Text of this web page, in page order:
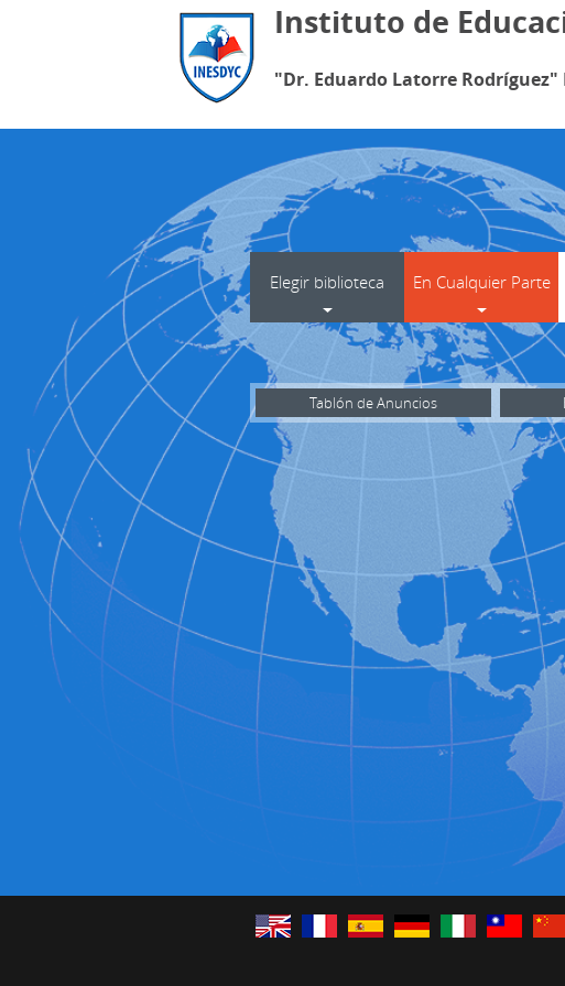
Instituto de
"Dr. Eduardo Latorre Rodríguez"
Elegir biblioteca En Cualquier Parte
Tablón de Anuncios
EnglishFrançaisEspañolDeutschItalianoChinese